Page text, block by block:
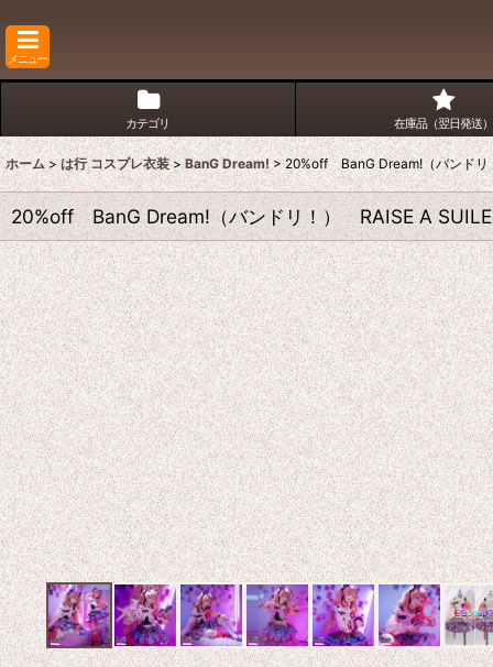
メニュー
カテゴリ 在庫品（翌日発送）
ホーム > は行 コスプレ衣装 > BanG Dream! > 20%off BanG Dream!（バンド
20%off BanG Dream!（バンドリ！） RAISE A